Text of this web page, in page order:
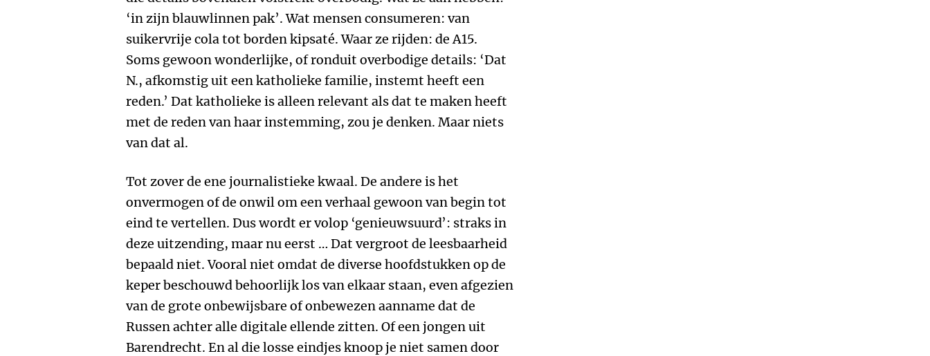
‘in zijn blauwlinnen pak’. Wat mensen consumeren: van
suikervrije cola tot borden kipsaté. Waar ze rijden: de A15.
Soms gewoon wonderlijke, of ronduit overbodige details: ‘Dat
N., afkomstig uit een katholieke familie, instemt heeft een
reden.’ Dat katholieke is alleen relevant als dat te maken heeft
met de reden van haar instemming, zou je denken. Maar niets
van dat al.
Tot zover de ene journalistieke kwaal. De andere is het
onvermogen of de onwil om een verhaal gewoon van begin tot
eind te vertellen. Dus wordt er volop ‘genieuwsuurd’: straks in
deze uitzending, maar nu eerst … Dat vergroot de leesbaarheid
bepaald niet. Vooral niet omdat de diverse hoofdstukken op de
keper beschouwd behoorlijk los van elkaar staan, even afgezien
van de grote onbewijsbare of onbewezen aanname dat de
Russen achter alle digitale ellende zitten. Of een jongen uit
Barendrecht. En al die losse eindjes knoop je niet samen door